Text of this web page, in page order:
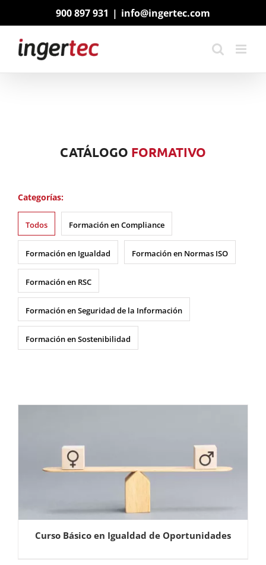
900 897 931 | info@ingertec.com
CATÁLOGO FORMATIVO
Categorías:
Todos Formación en Compliance
Formación en Igualdad Formación en Normas ISO
Formación en RSC
Formación en Seguridad de la Información
Formación en Sostenibilidad
Curso Básico en Igualdad de Oportunidades